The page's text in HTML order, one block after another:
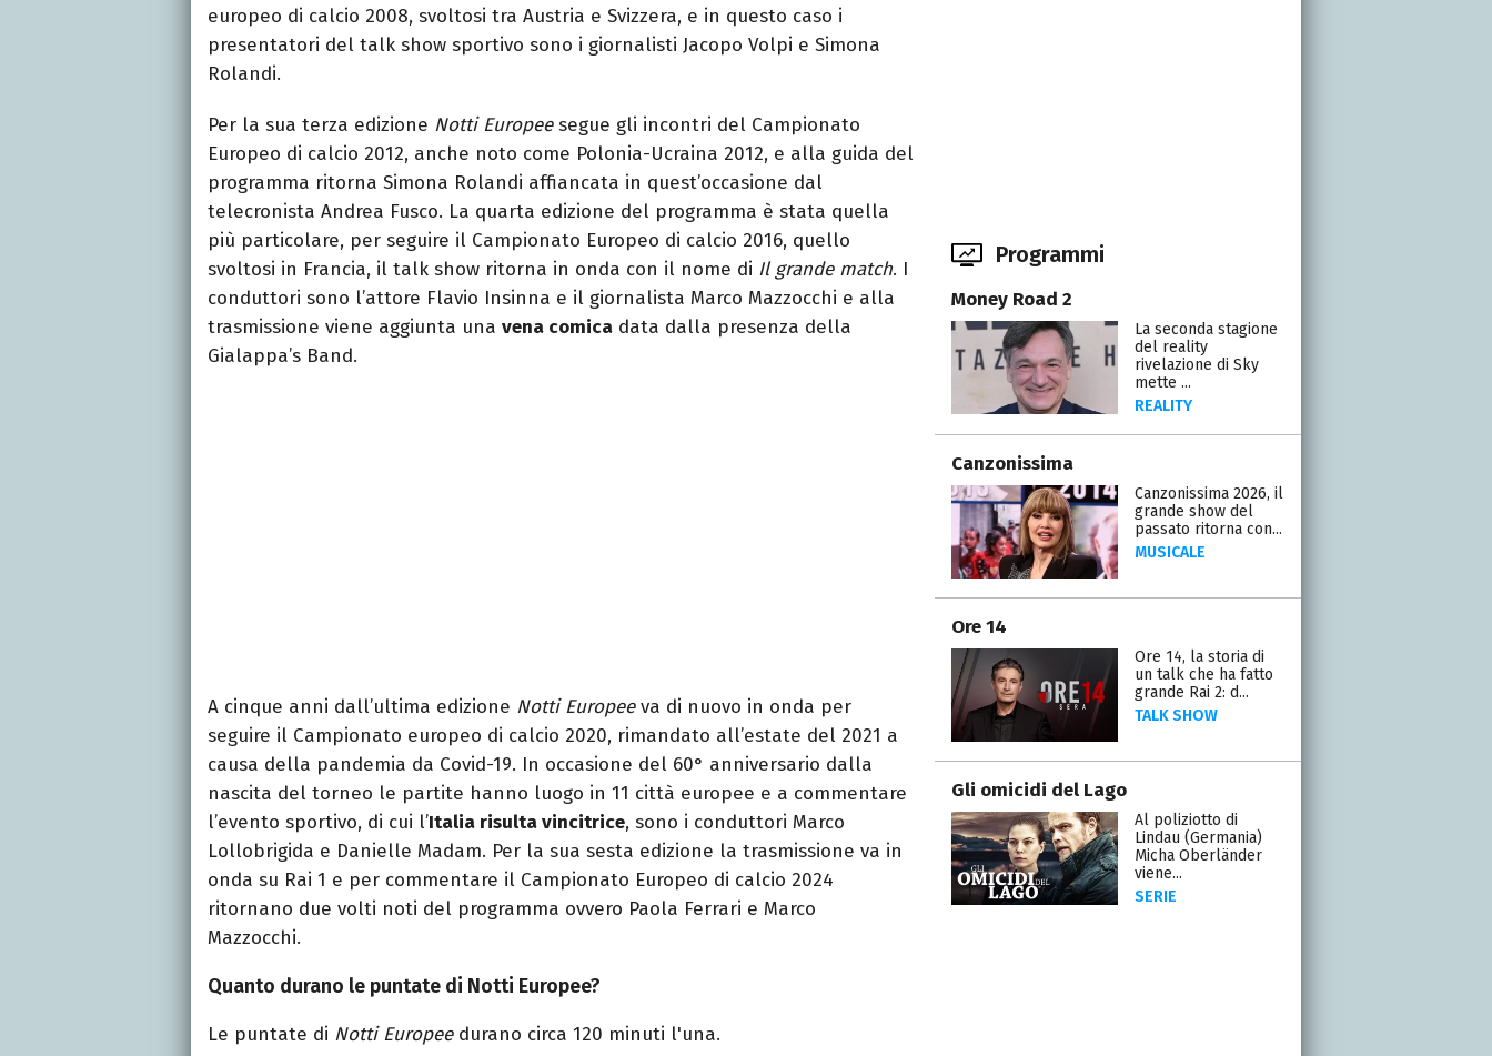
europeo di calcio 2008, svoltosi tra Austria e Svizzera, e in questo caso i
presentatori del talk show sportivo sono i giornalisti Jacopo Volpi e Simona
Rolandi.
Per la sua terza edizione Notti Europeesegue gli incontri del Campionato
Europeo di calcio 2012, anche noto come Polonia-Ucraina 2012, e alla guida del
programma ritorna Simona Rolandi affiancata in quest’occasione dal
telecronista Andrea Fusco. La quarta edizione del programma è stata quella
più particolare, per seguire il Campionato Europeo di calcio 2016, quello
svoltosi in Francia, il talk show ritorna in onda con il nome di Il grande match. I
conduttori sono l’attore Flavio Insinna e il giornalista Marco Mazzocchi e alla
trasmissione viene aggiunta una vena comica data dalla presenza della
Gialappa’s Band.
A cinque anni dall’ultima edizione Notti Europeeva di nuovo in onda per
seguire il Campionato europeo di calcio 2020, rimandato all’estate del 2021 a
causa della pandemia da Covid-19. In occasione del 60° anniversario dalla
nascita del torneo le partite hanno luogo in 11 città europee e a commentare
l’evento sportivo, di cui l’Italia risulta vincitrice, sono i conduttori Marco
Lollobrigida e Danielle Madam. Per la sua sesta edizione la trasmissione va in
onda su Rai 1 e per commentare il Campionato Europeo di calcio 2024
ritornano due volti noti del programma ovvero Paola Ferrari e Marco
Mazzocchi.
Quanto durano le puntate di Notti Europee?
Le puntate di Notti Europeedurano circa 120 minuti l'una.
Programmi
Money Road 2
La seconda stagione
del reality
rivelazione di Sky
mette ...
REALITY
Canzonissima
Canzonissima 2026, il
grande show del
passato ritorna con...
MUSICALE
Ore 14
Ore 14, la storia di
un talk che ha fatto
grande Rai 2: d...
TALK SHOW
Gli omicidi del Lago
Al poliziotto di
Lindau (Germania)
Micha Oberländer
viene...
SERIE